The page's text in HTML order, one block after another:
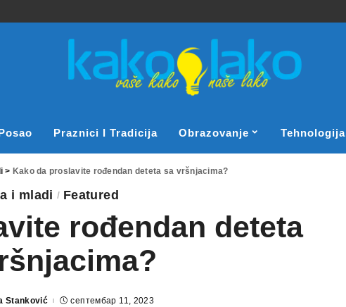
Praznici I Tradicija Obrazovanje Tehnologija
> Kako da proslavite rođendan deteta sa vršnjacima?
i mladi Featured
rođendan deteta
Stanković септембар 11, 2023